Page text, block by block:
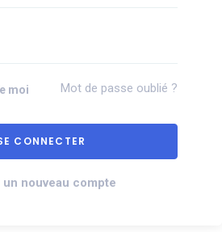
moi Mot de passe oublié ?
un nouveau compte